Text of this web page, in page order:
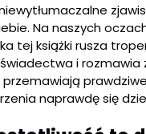
Na naszych
tej książki rusza
i rozmawia
przemawiają
naprawdę się